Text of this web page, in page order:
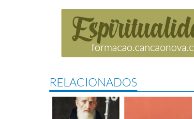
RELACIONADOS